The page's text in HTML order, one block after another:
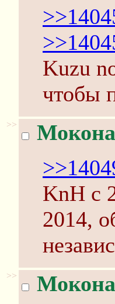
Kuzu
чтобы
>> Мокона
KnH с
2014,
>> Мокона